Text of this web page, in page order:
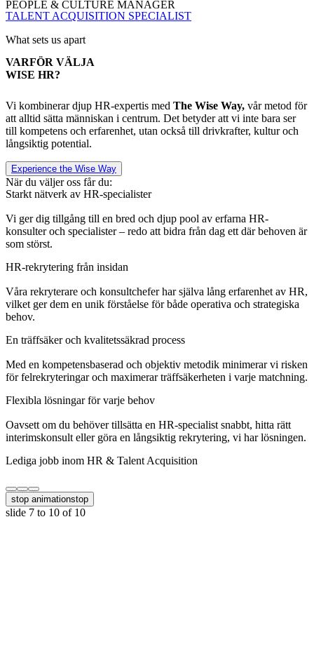
PEOPLE & CULTURE MANAGER
TALENT ACQUISITION SPECIALIST
What sets us apart
VARFÖR VÄLJA
WISE HR?
Vi kombinerar djup HR-expertis med The Wise Way, vår metod för
att alltid sätta människan i centrum. Det betyder att vi inte bara ser
till kompetens och erfarenhet, utan också till drivkrafter, kultur och
långsiktig potential.
Experience the Wise Way
När du väljer oss får du:
Starkt nätverk av HR-specialister
Vi ger dig tillgång till en bred och djup pool av erfarna HR-
konsulter och specialister – redo att bidra från dag ett där behoven är
som störst.
HR-rekrytering från insidan
Våra rekryterare och konsultchefer har själva lång erfarenhet av HR,
vilket ger dem en unik förståelse för både operativa och strategiska
behov.
En träffsäker och kvalitetssäkrad process
Med en kompetensbaserad och objektiv metodik minimerar vi risken
för felrekryteringar och maximerar träffsäkerheten i varje matchning.
Flexibla lösningar för varje behov
Oavsett om du behöver tillsätta en HR-specialist snabbt, hitta rätt
interimskonsult eller göra en långsiktig rekrytering, vi har lösningen.
Lediga jobb inom HR & Talent Acquisition
stop animationstop
slide 7 to 10 of 10